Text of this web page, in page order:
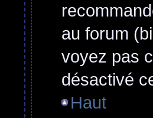
au forum
voyez pas
désactivé
Haut